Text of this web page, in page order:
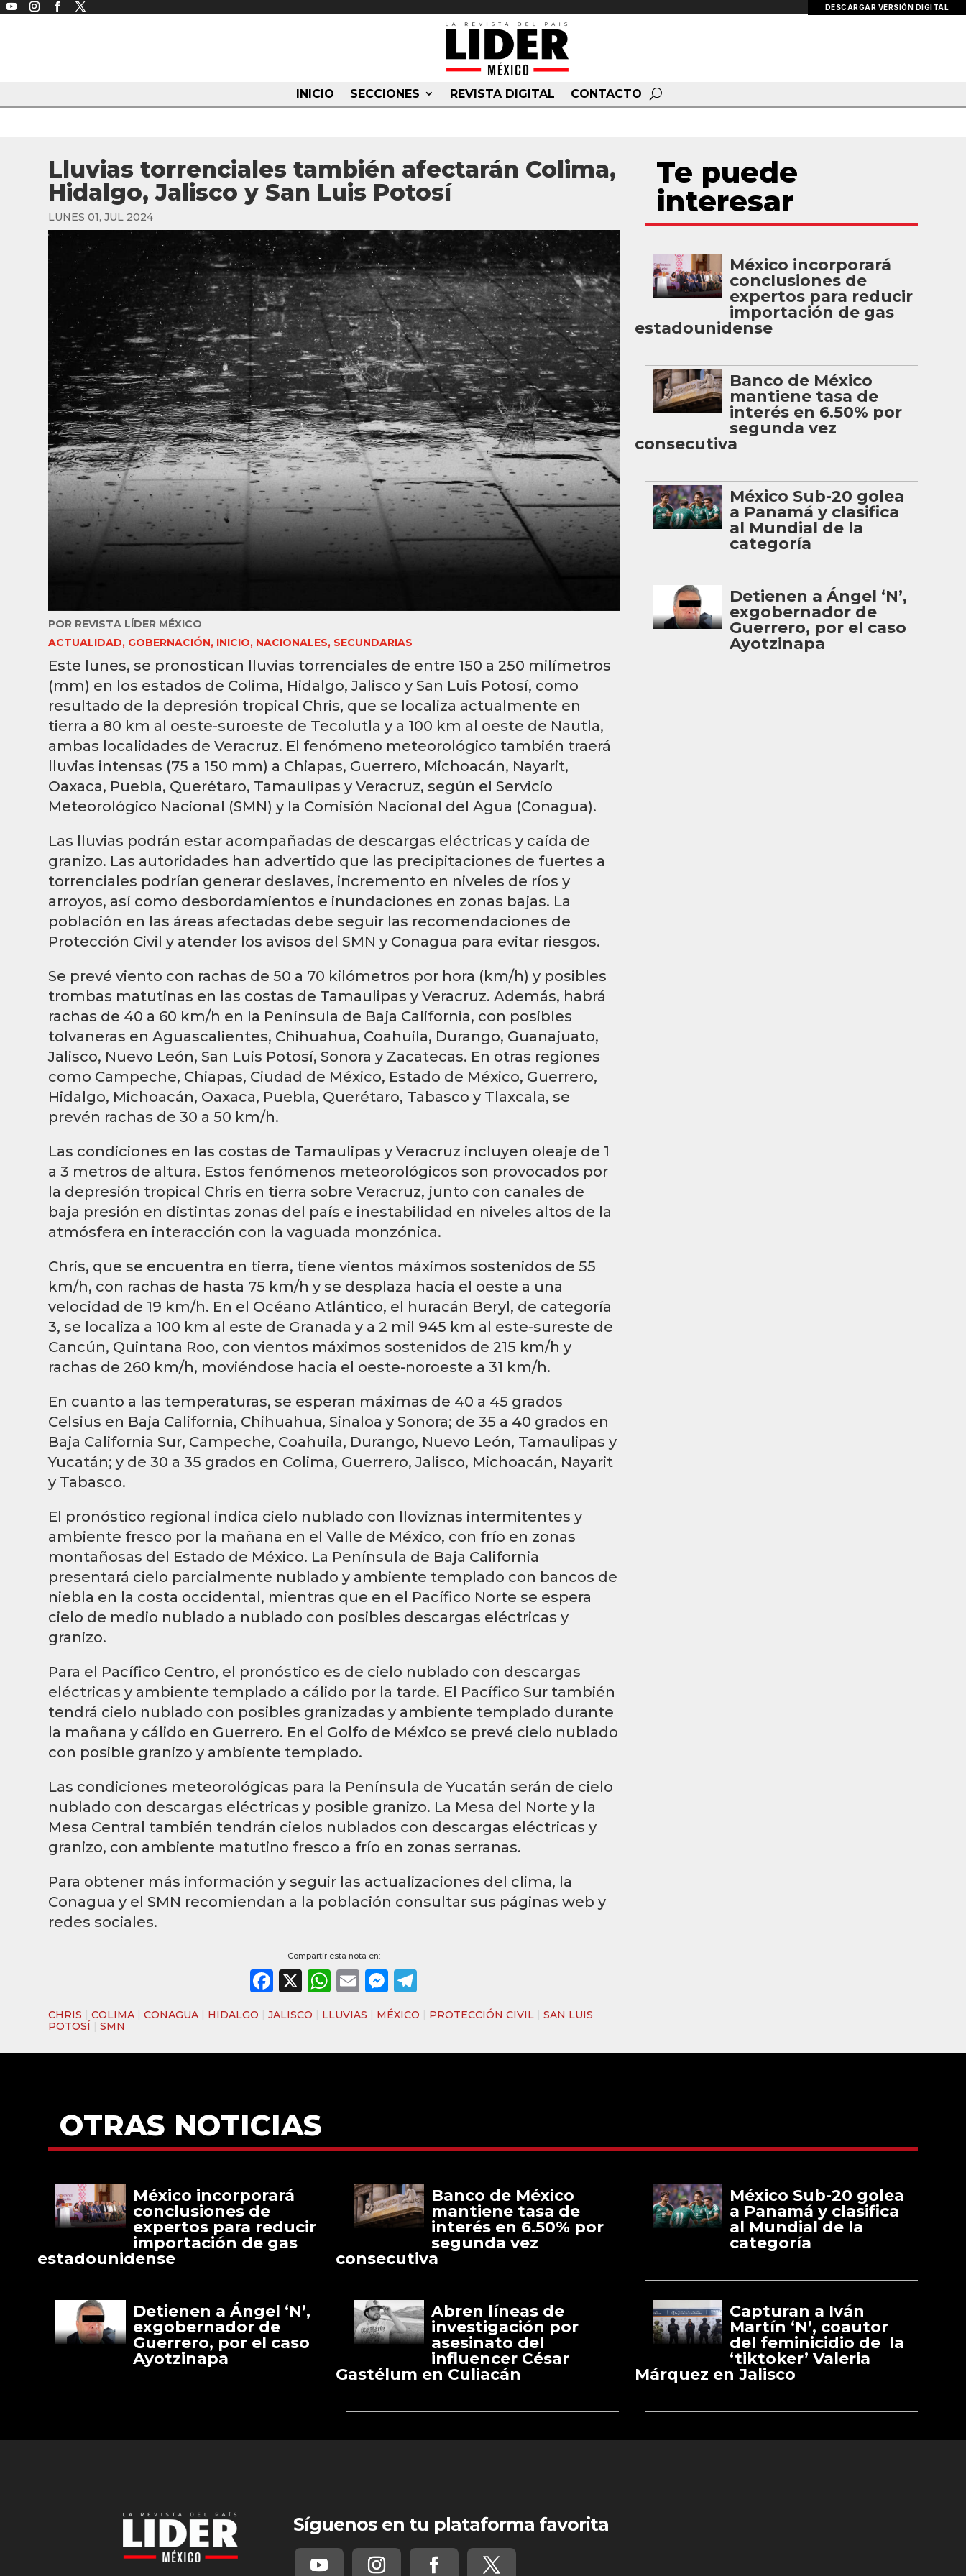
INICIO SECCIONES REVISTA DIGITAL CONTACTO
DESCARGAR VERSIÓN DIGITAL
Lluvias torrenciales también afectarán Colima,
Hidalgo, Jalisco y San Luis Potosí
LUNES 01, JUL 2024
POR REVISTA LÍDER MÉXICO
ACTUALIDAD, GOBERNACIÓN, INICIO, NACIONALES, SECUNDARIAS
Este lunes, se pronostican lluvias torrenciales de entre 150 a 250 milímetros
(mm) en los estados de Colima, Hidalgo, Jalisco y San Luis Potosí, como
resultado de la depresión tropical Chris, que se localiza actualmente en
tierra a 80 km al oeste-suroeste de Tecolutla y a 100 km al oeste de Nautla,
ambas localidades de Veracruz. El fenómeno meteorológico también traerá
lluvias intensas (75 a 150 mm) a Chiapas, Guerrero, Michoacán, Nayarit,
Oaxaca, Puebla, Querétaro, Tamaulipas y Veracruz, según el Servicio
Meteorológico Nacional (SMN) y la Comisión Nacional del Agua (Conagua).
Las lluvias podrán estar acompañadas de descargas eléctricas y caída de
granizo. Las autoridades han advertido que las precipitaciones de fuertes a
torrenciales podrían generar deslaves, incremento en niveles de ríos y
arroyos, así como desbordamientos e inundaciones en zonas bajas. La
población en las áreas afectadas debe seguir las recomendaciones de
Protección Civil y atender los avisos del SMN y Conagua para evitar riesgos.
Se prevé viento con rachas de 50 a 70 kilómetros por hora (km/h) y posibles
trombas matutinas en las costas de Tamaulipas y Veracruz. Además, habrá
rachas de 40 a 60 km/h en la Península de Baja California, con posibles
tolvaneras en Aguascalientes, Chihuahua, Coahuila, Durango, Guanajuato,
Jalisco, Nuevo León, San Luis Potosí, Sonora y Zacatecas. En otras regiones
como Campeche, Chiapas, Ciudad de México, Estado de México, Guerrero,
Hidalgo, Michoacán, Oaxaca, Puebla, Querétaro, Tabasco y Tlaxcala, se
prevén rachas de 30 a 50 km/h.
Las condiciones en las costas de Tamaulipas y Veracruz incluyen oleaje de 1
a 3 metros de altura. Estos fenómenos meteorológicos son provocados por
la depresión tropical Chris en tierra sobre Veracruz, junto con canales de
baja presión en distintas zonas del país e inestabilidad en niveles altos de la
atmósfera en interacción con la vaguada monzónica.
Chris, que se encuentra en tierra, tiene vientos máximos sostenidos de 55
km/h, con rachas de hasta 75 km/h y se desplaza hacia el oeste a una
velocidad de 19 km/h. En el Océano Atlántico, el huracán Beryl, de categoría
3, se localiza a 100 km al este de Granada y a 2 mil 945 km al este-sureste de
Cancún, Quintana Roo, con vientos máximos sostenidos de 215 km/h y
rachas de 260 km/h, moviéndose hacia el oeste-noroeste a 31 km/h.
En cuanto a las temperaturas, se esperan máximas de 40 a 45 grados
Celsius en Baja California, Chihuahua, Sinaloa y Sonora; de 35 a 40 grados en
Baja California Sur, Campeche, Coahuila, Durango, Nuevo León, Tamaulipas y
Yucatán; y de 30 a 35 grados en Colima, Guerrero, Jalisco, Michoacán, Nayarit
y Tabasco.
El pronóstico regional indica cielo nublado con lloviznas intermitentes y
ambiente fresco por la mañana en el Valle de México, con frío en zonas
montañosas del Estado de México. La Península de Baja California
presentará cielo parcialmente nublado y ambiente templado con bancos de
niebla en la costa occidental, mientras que en el Pacífico Norte se espera
cielo de medio nublado a nublado con posibles descargas eléctricas y
granizo.
Para el Pacífico Centro, el pronóstico es de cielo nublado con descargas
eléctricas y ambiente templado a cálido por la tarde. El Pacífico Sur también
tendrá cielo nublado con posibles granizadas y ambiente templado durante
la mañana y cálido en Guerrero. En el Golfo de México se prevé cielo nublado
con posible granizo y ambiente templado.
Las condiciones meteorológicas para la Península de Yucatán serán de cielo
nublado con descargas eléctricas y posible granizo. La Mesa del Norte y la
Mesa Central también tendrán cielos nublados con descargas eléctricas y
granizo, con ambiente matutino fresco a frío en zonas serranas.
Para obtener más información y seguir las actualizaciones del clima, la
Conagua y el SMN recomiendan a la población consultar sus páginas web y
redes sociales.
Compartir esta nota en:
Facebook
X WhatsApp
EmailMessenger
CHRIS |COLIMA |CONAGUA | HIDALGO |JALISCO | LLUVIAS | MÉXICO | PROTECCIÓN CIVIL |SAN LUIS
POTOSÍ |SMN
Te puede
interesar
México incorporará
conclusiones de
expertos para reducir
importación de gas
estadounidense
Banco de México
mantiene tasa de
interés en 6.50% por
segunda vez
consecutiva
México Sub-20 golea
a Panamá y clasifica
al Mundial de la
categoría
Detienen a Ángel ‘N’,
exgobernador de
Guerrero, por el caso
Ayotzinapa
OTRAS NOTICIAS
México incorporará
conclusiones de
expertos para reducir
importación de gas
estadounidense
Banco de México
mantiene tasa de
interés en 6.50% por
segunda vez
consecutiva
México Sub-20 golea
a Panamá y clasifica
al Mundial de la
categoría
Detienen a Ángel ‘N’,
exgobernador de
Guerrero, por el caso
Ayotzinapa
Abren líneas de
investigación por
asesinato del
influencer César
Gastélum en Culiacán
Capturan a Iván
Martín ‘N’, coautor
del feminicidio de la
‘tiktoker’ Valeria
Márquez en Jalisco
Síguenos en tu plataforma favorita